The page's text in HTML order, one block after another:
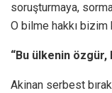
soruşturmaya,
O bilme hakkı bizim
“Bu ülkenin özgür,
Akinan serbest